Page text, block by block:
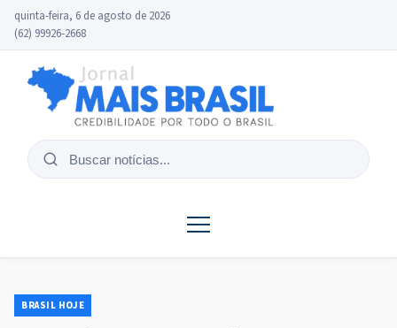
quinta-feira, 6 de agosto de 2026
(62) 99926-2668
Buscar
BRASIL HOJE